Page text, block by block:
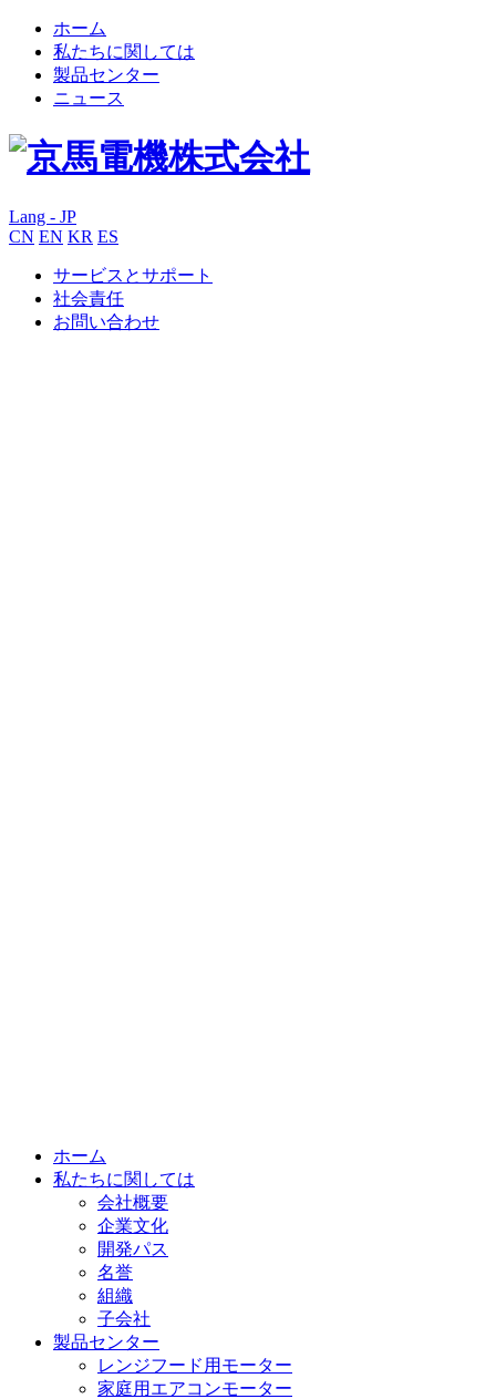
ホーム
私たちに関しては
製品センター
ニュース
Lang - JP
CN EN KR ES
サービスとサポート
社会責任
お問い合わせ
ホーム
私たちに関しては
会社概要
企業文化
開発パス
名誉
組織
子会社
製品センター
レンジフード用モーター
家庭用エアコンモーター